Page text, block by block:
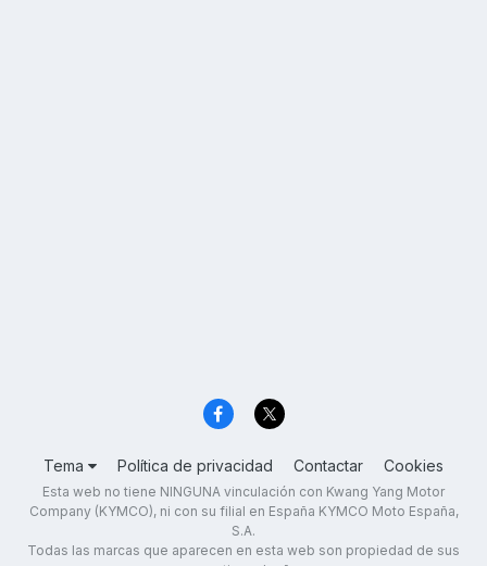
Tema Política de privacidad Contactar Cookies
Esta web no tiene NINGUNA vinculación con Kwang Yang Motor
Company (KYMCO), ni con su filial en España KYMCO Moto España,
S.A.
Todas las marcas que aparecen en esta web son propiedad de sus